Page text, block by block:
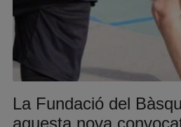
La Fundació del